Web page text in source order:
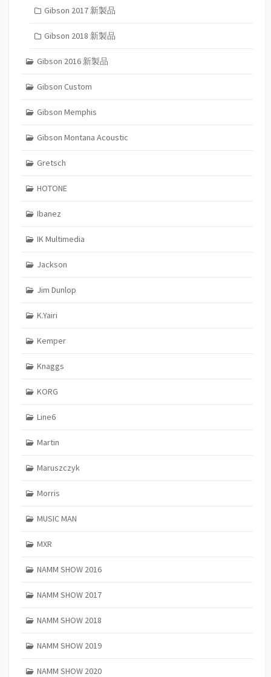
Gibson 2017 新製品
Gibson 2018 新製品
Gibson 2016 新製品
Gibson Custom
Gibson Memphis
Gibson Montana Acoustic
Gretsch
HOTONE
Ibanez
IK Multimedia
Jackson
Jim Dunlop
K.Yairi
Kemper
Knaggs
KORG
Line6
Martin
Maruszczyk
Morris
MUSIC MAN
MXR
NAMM SHOW 2016
NAMM SHOW 2017
NAMM SHOW 2018
NAMM SHOW 2019
NAMM SHOW 2020